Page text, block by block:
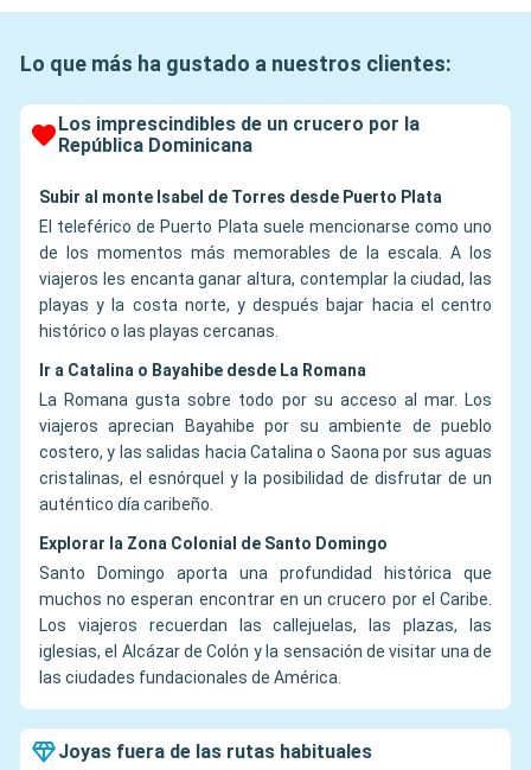
Lo que más ha gustado a nuestros clientes:
Los imprescindibles de un crucero por la
República Dominicana
Subir al monte Isabel de Torres desde Puerto Plata
El teleférico de Puerto Plata suele mencionarse como uno
de los momentos más memorables de la escala. A los
viajeros les encanta ganar altura, contemplar la ciudad, las
playas y la costa norte, y después bajar hacia el centro
histórico o las playas cercanas.
Ir a Catalina o Bayahibe desde La Romana
La Romana gusta sobre todo por su acceso al mar. Los
viajeros aprecian Bayahibe por su ambiente de pueblo
costero, y las salidas hacia Catalina o Saona por sus aguas
cristalinas, el esnórquel y la posibilidad de disfrutar de un
auténtico día caribeño.
Explorar la Zona Colonial de Santo Domingo
Santo Domingo aporta una profundidad histórica que
muchos no esperan encontrar en un crucero por el Caribe.
Los viajeros recuerdan las callejuelas, las plazas, las
iglesias, el Alcázar de Colón y la sensación de visitar una de
las ciudades fundacionales de América.
Joyas fuera de las rutas habituales